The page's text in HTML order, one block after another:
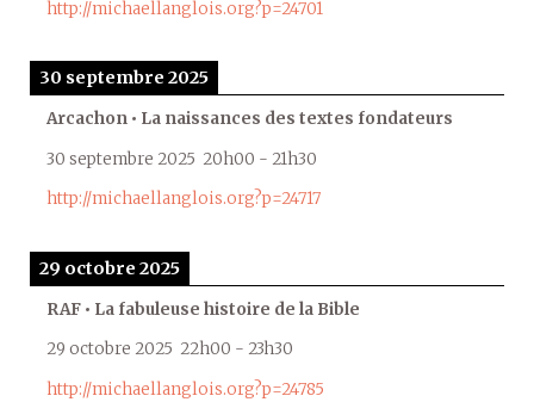
http://michaellanglois.org?p=24701
30 septembre 2025
Arcachon • La naissances des textes fondateurs
30 septembre 2025 20h00 - 21h30
http://michaellanglois.org?p=24717
29 octobre 2025
RAF • La fabuleuse histoire de la Bible
29 octobre 2025 22h00 - 23h30
http://michaellanglois.org?p=24785